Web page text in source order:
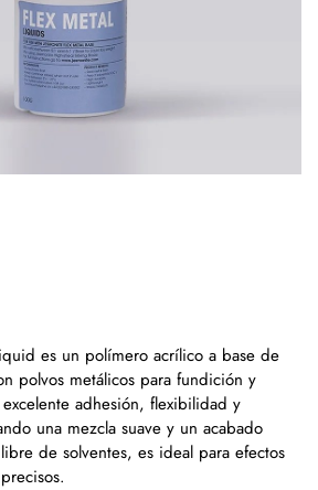
es un polímero acrílico a base de
polvos metálicos para fundición y
adhesión, flexibilidad y
una mezcla suave y un acabado
de solventes, es ideal para efectos